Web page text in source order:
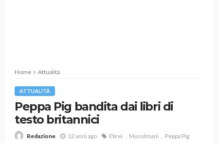
Home Attualità
ATTUALITÀ
Peppa Pig bandita dai libri di
testo britannici
Redazione 12 anni ago Ebrei Musulmani Peppa Pig